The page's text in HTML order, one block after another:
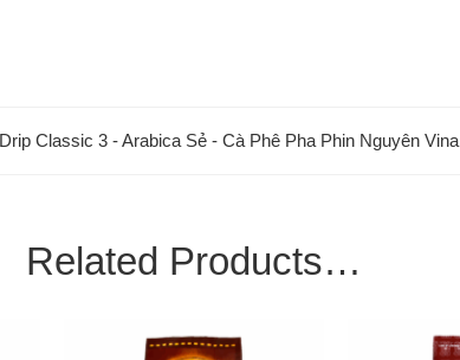
Drip Classic 3 - Arabica Sẻ - Cà Phê Pha Phin Nguyên Vina
Related Products…